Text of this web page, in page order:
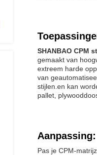
SHANBAO CPM
gemaakt van
extreem harde
van
stijlen.en kan
pallet,
Aanpassing:
Pas je CPM-